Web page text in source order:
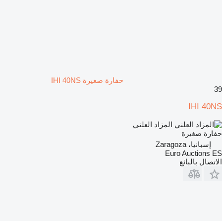
حفارة صغيرة IHI 40NS
39
IHI 40NS
المزاد العلني
حفارة صغيرة
إسبانيا، Zaragoza
Euro Auctions ES
الاتصال بالبائع